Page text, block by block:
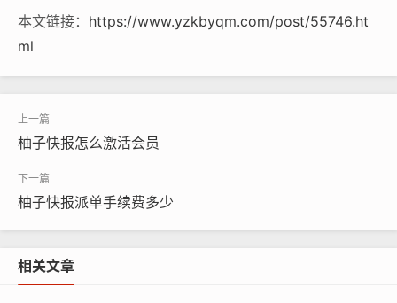
本文链接： https://www.yzkbyqm.com/post/55746.ht
ml
柚子快报怎么激活会员
柚子快报派单手续费多少
相关文章